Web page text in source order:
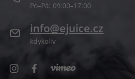
Po–Pá: 09:00–17:00
info@ejuice.cz
kdykoliv